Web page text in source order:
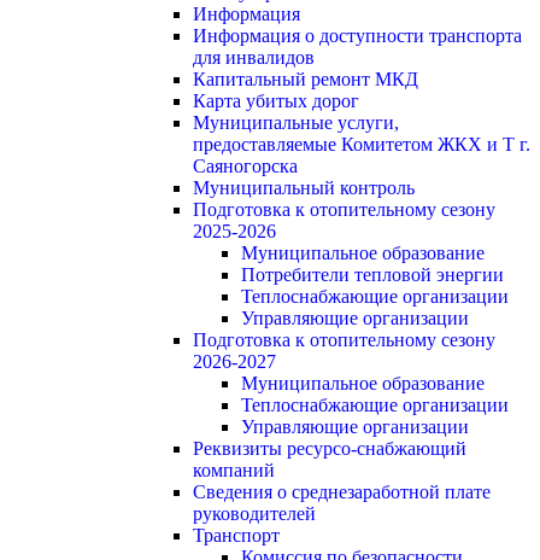
Информация
Информация о доступности транспорта
для инвалидов
Капитальный ремонт МКД
Карта убитых дорог
Муниципальные услуги,
предоставляемые Комитетом ЖКХ и Т г.
Саяногорска
Муниципальный контроль
Подготовка к отопительному сезону
2025-2026
Муниципальное образование
Потребители тепловой энергии
Теплоснабжающие организации
Управляющие организации
Подготовка к отопительному сезону
2026-2027
Муниципальное образование
Теплоснабжающие организации
Управляющие организации
Реквизиты ресурсо-снабжающий
компаний
Сведения о среднезаработной плате
руководителей
Транспорт